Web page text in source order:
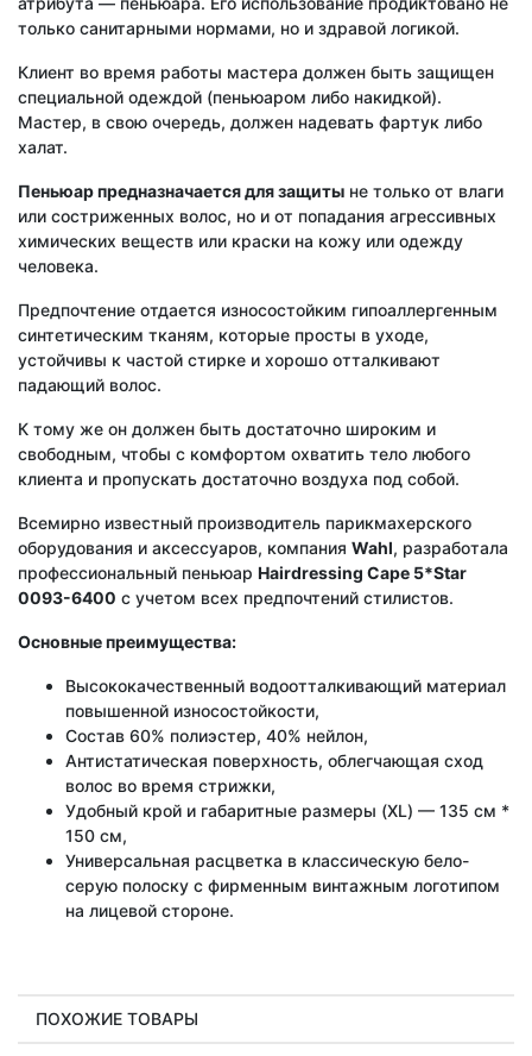
только санитарными нормами, но и здравой логикой.
Клиент во время работы мастера должен быть защищен
специальной одеждой (пеньюаром либо накидкой).
Мастер, в свою очередь, должен надевать фартук либо
халат.
Пеньюар предназначается для защиты не только от влаги
или состриженных волос, но и от попадания агрессивных
химических веществ или краски на кожу или одежду
человека.
Предпочтение отдается износостойким гипоаллергенным
синтетическим тканям, которые просты в уходе,
устойчивы к частой стирке и хорошо отталкивают
падающий волос.
К тому же он должен быть достаточно широким и
свободным, чтобы с комфортом охватить тело любого
клиента и пропускать достаточно воздуха под собой.
Всемирно известный производитель парикмахерского
оборудования и аксессуаров, компания Wahl, разработала
профессиональный пеньюар Hairdressing Cape 5*Star
0093-6400 с учетом всех предпочтений стилистов.
Основные преимущества:
Высококачественный водоотталкивающий материал
повышенной износостойкости,
Состав 60% полиэстер, 40% нейлон,
Антистатическая поверхность, облегчающая сход
волос во время стрижки,
Удобный крой и габаритные размеры (XL) — 135 см *
150 см,
Универсальная расцветка в классическую бело-
серую полоску с фирменным винтажным логотипом
на лицевой стороне.
ПОХОЖИЕ ТОВАРЫ